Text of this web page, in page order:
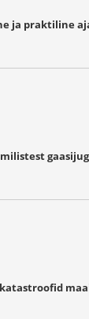
ja praktiline
katastroofid